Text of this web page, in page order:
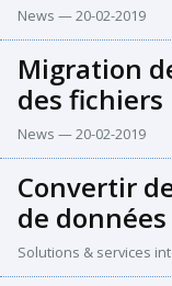
News — 20-02-2019
Migration
des fichiers
News — 20-02-2019
Convertir
de données
Solutions & services